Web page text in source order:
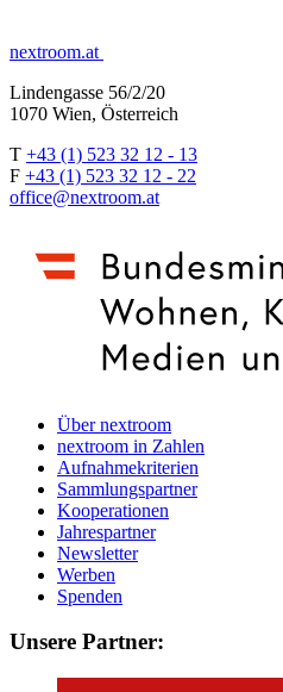
nextroom.at
Lindengasse 56/2/20
1070 Wien, Österreich
T +43 (1) 523 32 12 - 13
F +43 (1) 523 32 12 - 22
office@nextroom.at
Über nextroom
nextroom in Zahlen
Aufnahmekriterien
Sammlungspartner
Kooperationen
Jahrespartner
Newsletter
Werben
Spenden
Unsere Partner: